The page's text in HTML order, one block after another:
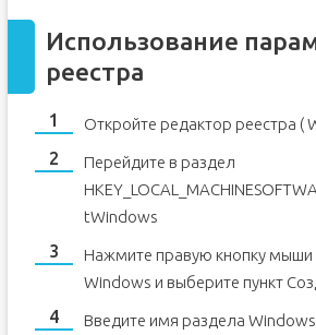
Использование
реестра
Откройте редактор реестра (
Перейдите в раздел
tWindows
Нажмите правую кнопку мыши
Windows и выберите пункт
Введите имя раздела